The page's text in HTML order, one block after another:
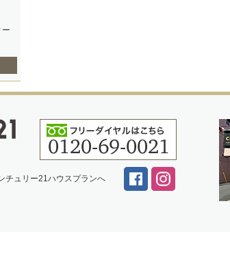
ー
チュリー21ハウスプランへ